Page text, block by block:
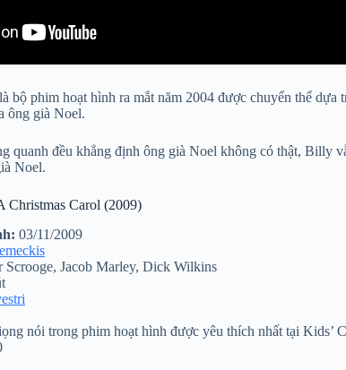
là bộ phim hoạt hình ra mắt năm 2004 được chuyển thể dựa
ông già Noel.
quanh đều khẳng định ông già Noel không có thật, Billy
Noel.
Christmas Carol (2009)
03/11/2009
Scrooge, Jacob Marley, Dick Wilkins
nói trong phim hoạt hình được yêu thích nhất tại Kids’